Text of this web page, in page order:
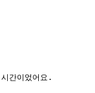
간이었어요.